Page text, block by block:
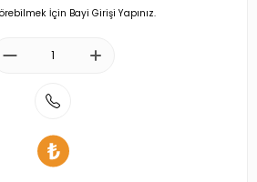
İçin Bayi Girişi Yapınız.